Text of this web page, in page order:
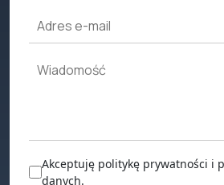
Akceptuję politykę prywatności i
danych.